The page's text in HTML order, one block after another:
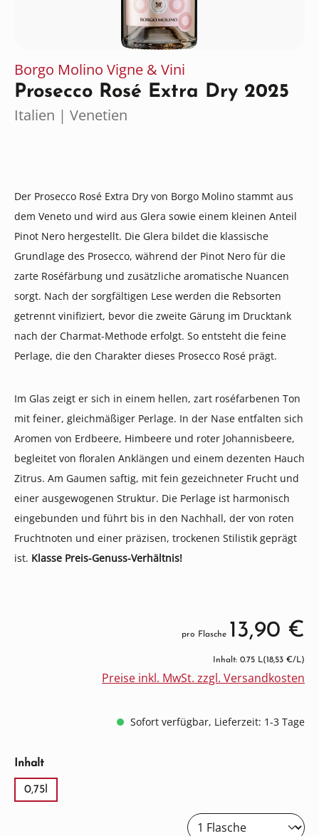
Borgo Molino Vigne & Vini
Prosecco Rosé Extra Dry 2025
Italien | Venetien
Der Prosecco Rosé Extra Dry von Borgo Molino stammt aus
dem Veneto und wird aus Glera sowie einem kleinen Anteil
Pinot Nero hergestellt. Die Glera bildet die klassische
Grundlage des Prosecco, während der Pinot Nero für die
zarte Roséfärbung und zusätzliche aromatische Nuancen
sorgt. Nach der sorgfältigen Lese werden die Rebsorten
getrennt vinifiziert, bevor die zweite Gärung im Drucktank
nach der Charmat-Methode erfolgt. So entsteht die feine
Perlage, die den Charakter dieses Prosecco Rosé prägt.
Im Glas zeigt er sich in einem hellen, zart roséfarbenen Ton
mit feiner, gleichmäßiger Perlage. In der Nase entfalten sich
Aromen von Erdbeere, Himbeere und roter Johannisbeere,
begleitet von floralen Anklängen und einem dezenten Hauch
Zitrus. Am Gaumen saftig, mit fein gezeichneter Frucht und
einer ausgewogenen Struktur. Die Perlage ist harmonisch
eingebunden und führt bis in den Nachhall, der von roten
Fruchtnoten und einer präzisen, trockenen Stilistik geprägt
ist. Klasse Preis-Genuss-Verhältnis!
pro Flasche 13,90 €
Inhalt: 0.75 L(18,53 €/L)
Preise inkl. MwSt. zzgl. Versandkosten
Sofort verfügbar, Lieferzeit: 1-3 Tage
Inhaltauswählen
0,75l